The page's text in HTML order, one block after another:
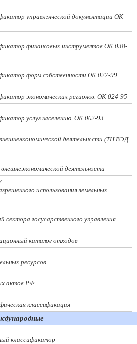
управленческой документации ОК
финансовых инструментов OK 038-
форм собственности ОК 027-99
экономических регионов. ОК 024-95
услуг населению. ОК 002-93
деятельности (ТН ВЭД
деятельности
использования земельных
сектора государственного управления
каталог отходов
ресурсов
актов РФ
классификация
классификатор